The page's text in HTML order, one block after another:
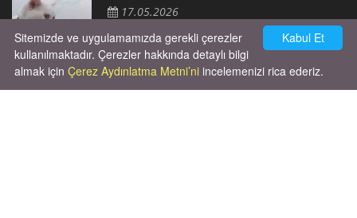
17.05.2026
Kabul Et
Sitemizde ve uygulamamızda gerekli çerezler
kullanılmaktadır. Çerezler hakkında detaylı bilgi
almak için Çerez Aydınlatma Metni’ni incelemenizi rica ederiz.